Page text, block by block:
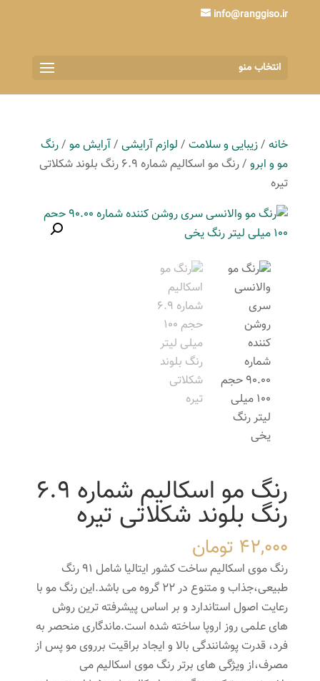
info@ranggiso.ir
انتخاب منو
خانه/زیبایی و سلامت/ لوازم آرایشی/آرایش مو/رنگ
مو و ابرو
/ رنگ مو اسکالیم شماره 6.9 رنگ بلوند شکلاتی
تیره
رنگ مو اسکالیم شماره 6.9
رنگ بلوند شکلاتی تیره
42,000 تومان
رنگ موی اسکالیم ساخت کشور ایتالیا شامل 91 رنگ
طبیعی،جذاب و متنوع در 22 گروه می باشد.این رنگ مو با
رعایت اصول استاندارد و بر اساس پیشرفته ترین روش
های علمی روز اروپا ساخته شده است.ماندگاری منحصر به
فرد، قدرت پوشانندگی بالا و ایجاد براقیت برروی مو پس از
مصرف،از ویژگی های برتر رنگ موی اسکالیم می